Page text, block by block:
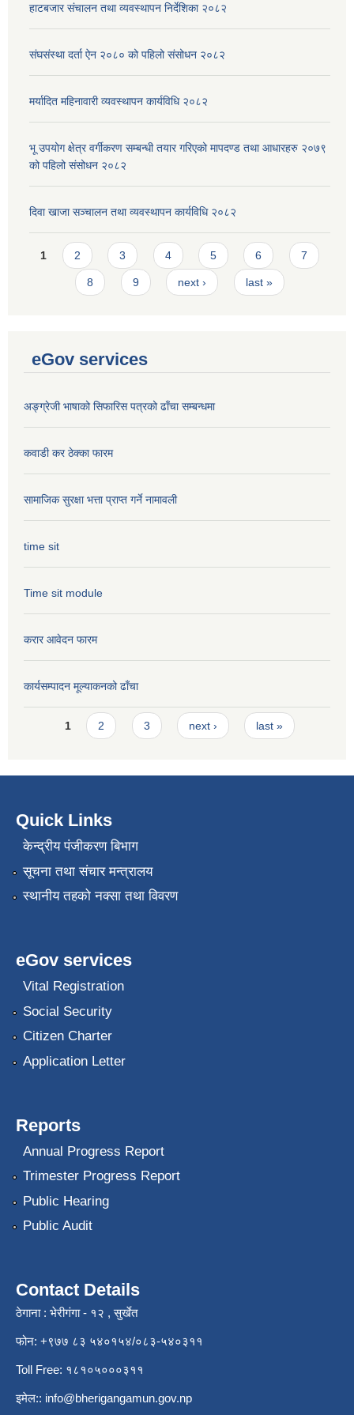
हाटबजार संचालन तथा व्यवस्थापन निर्देशिका २०८२
संघसंस्था दर्ता ऐन २०८० को पहिलो संसोधन २०८२
मर्यादित महिनावारी व्यवस्थापन कार्यविधि २०८२
भू उपयोग क्षेत्र वर्गीकरण सम्बन्धी तयार गरिएको मापदण्ड तथा आधारहरु २०७९
को पहिलो संसोधन २०८२
दिवा खाजा सञ्चालन तथा व्यवस्थापन कार्यविधि २०८२
Pages
1 2 3 4 5 6 7
8 9 next › last »
eGov services
अङ्ग्रेजी भाषाको सिफारिस पत्रको ढाँचा सम्बन्धमा
कवाडी कर ठेक्का फारम
सामाजिक सुरक्षा भत्ता प्राप्त गर्ने नामावली
time sit
Time sit module
करार आवेदन फारम
कार्यसम्पादन मूल्या‌कनको ढाँचा
Pages
1 2 3 next › last »
Quick Links
केन्द्रीय पंजीकरण बिभाग
सूचना तथा संचार मन्त्रालय
स्थानीय तहको नक्सा तथा विवरण
eGov services
Vital Registration
Social Security
Citizen Charter
Application Letter
Reports
Annual Progress Report
Trimester Progress Report
Public Hearing
Public Audit
Contact Details
ठेगाना : भेरीगंगा - १२ , सुर्खेत
फोन: +९७७ ८३ ५४०१५४/०८३-५४०३११
Toll Free: १८१०५०००३११
इमेल:: info@bherigangamun.gov.np